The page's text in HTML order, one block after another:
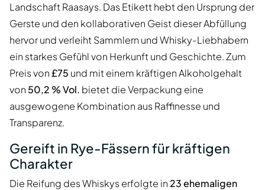
Landschaft Raasays. Das Etikett hebt den Ursprung der
Gerste und den kollaborativen Geist dieser Abfüllung
hervor und verleiht Sammlern und Whisky-Liebhabern
ein starkes Gefühl von Herkunft und Geschichte. Zum
Preis von£75 und mit einem kräftigen Alkoholgehalt
von 50,2 % Vol. bietet die Verpackung eine
ausgewogene Kombination aus Raffinesse und
Transparenz.
Gereift in Rye-Fässern für kräftigen
Charakter
Die Reifung des Whiskys erfolgte in 23 ehemaligen